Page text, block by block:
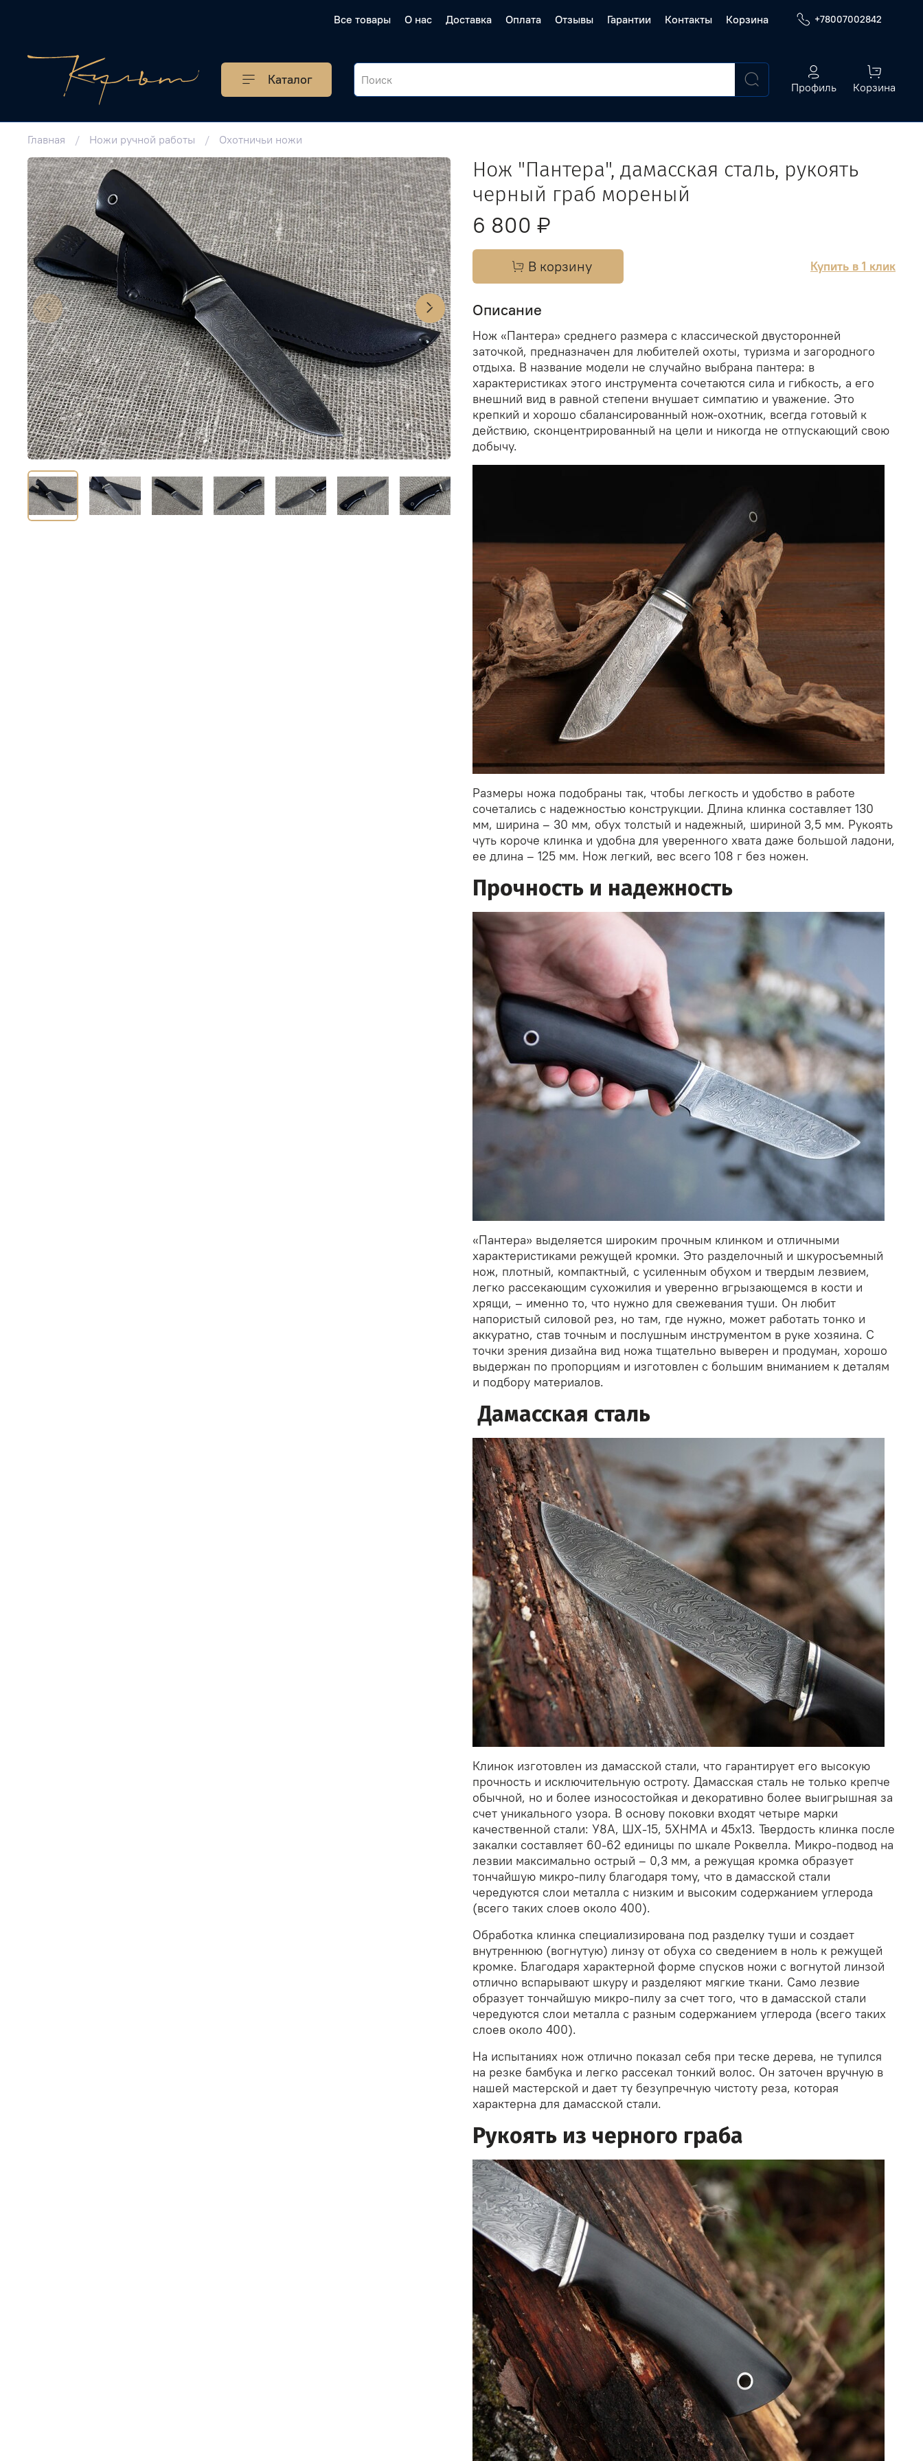
Все товары О нас Доставка Оплата Отзывы Гарантии Контакты Корзина +78007002842
Каталог Профиль Корзина
Главная Ножи ручной работы Охотничьи ножи
Нож "Пантера", дамасская сталь, рукоять
черный граб мореный
6 800 ₽
В корзину Купить в 1 клик
Описание
Нож «Пантера» среднего размера с классической двусторонней
заточкой, предназначен для любителей охоты, туризма и загородного
отдыха. В название модели не случайно выбрана пантера: в
характеристиках этого инструмента сочетаются сила и гибкость, а его
внешний вид в равной степени внушает симпатию и уважение. Это
крепкий и хорошо сбалансированный нож-охотник, всегда готовый к
действию, сконцентрированный на цели и никогда не отпускающий свою
добычу.
Размеры ножа подобраны так, чтобы легкость и удобство в работе
сочетались с надежностью конструкции. Длина клинка составляет 130
мм, ширина – 30 мм, обух толстый и надежный, шириной 3,5 мм. Рукоять
чуть короче клинка и удобна для уверенного хвата даже большой ладони,
ее длина – 125 мм. Нож легкий, вес всего 108 г без ножен.
Прочность и надежность
«Пантера» выделяется широким прочным клинком и отличными
характеристиками режущей кромки. Это разделочный и шкуросъемный
нож, плотный, компактный, с усиленным обухом и твердым лезвием,
легко рассекающим сухожилия и уверенно вгрызающемся в кости и
хрящи, – именно то, что нужно для свежевания туши. Он любит
напористый силовой рез, но там, где нужно, может работать тонко и
аккуратно, став точным и послушным инструментом в руке хозяина. С
точки зрения дизайна вид ножа тщательно выверен и продуман, хорошо
выдержан по пропорциям и изготовлен с большим вниманием к деталям
и подбору материалов.
Дамасская сталь
Клинок изготовлен из дамасской стали, что гарантирует его высокую
прочность и исключительную остроту. Дамасская сталь не только крепче
обычной, но и более износостойкая и декоративно более выигрышная за
счет уникального узора. В основу поковки входят четыре марки
качественной стали: У8А, ШХ-15, 5ХНМА и 45х13. Твердость клинка после
закалки составляет 60-62 единицы по шкале Роквелла. Микро-подвод на
лезвии максимально острый – 0,3 мм, а режущая кромка образует
тончайшую микро-пилу благодаря тому, что в дамасской стали
чередуются слои металла с низким и высоким содержанием углерода
(всего таких слоев около 400).
Обработка клинка специализирована под разделку туши и создает
внутреннюю (вогнутую) линзу от обуха со сведением в ноль к режущей
кромке. Благодаря характерной форме спусков ножи с вогнутой линзой
отлично вспарывают шкуру и разделяют мягкие ткани. Само лезвие
образует тончайшую микро-пилу за счет того, что в дамасской стали
чередуются слои металла с разным содержанием углерода (всего таких
слоев около 400).
На испытаниях нож отлично показал себя при теске дерева, не тупился
на резке бамбука и легко рассекал тонкий волос. Он заточен вручную в
нашей мастерской и дает ту безупречную чистоту реза, которая
характерна для дамасской стали.
Рукоять из черного граба